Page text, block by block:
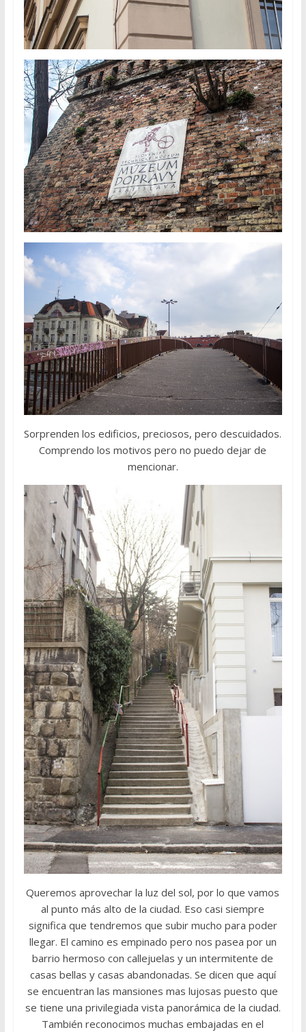
Sorprenden los edificios, preciosos, pero descuidados.
Comprendo los motivos pero no puedo dejar de
mencionar.
Queremos aprovechar la luz del sol, por lo que vamos
al punto más alto de la ciudad. Eso casi siempre
significa que tendremos que subir mucho para poder
llegar. El camino es empinado pero nos pasea por un
barrio hermoso con callejuelas y un intermitente de
casas bellas y casas abandonadas. Se dicen que aquí
se encuentran las mansiones mas lujosas puesto que
se tiene una privilegiada vista panorámica de la ciudad.
También reconocimos muchas embajadas en el